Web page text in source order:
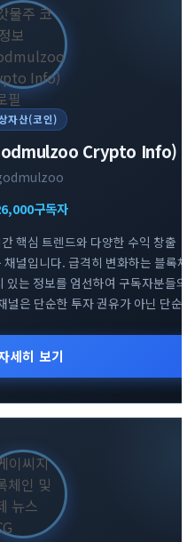
자산(코인)
Crypto Info)
구독자
핵심 트렌드와 다양한 수익 창출
널입니다. 급격히 변화하는 블록체
는 정보를 엄선하여 구독자분들의
널은 단순한 투자 권유가 아닌 단순
름을 빠르게 파악하고 성공적인
세히 보기